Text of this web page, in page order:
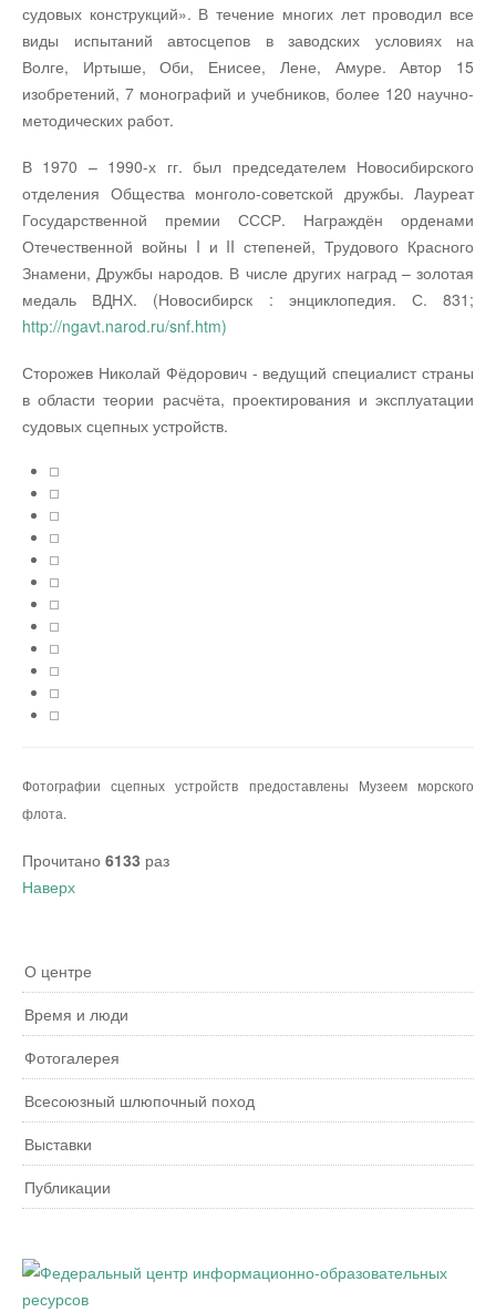
судовых конструкций». В течение многих лет проводил все
виды испытаний автосцепов в заводских условиях на
Волге, Иртыше, Оби, Енисее, Лене, Амуре. Автор 15
изобретений, 7 монографий и учебников, более 120 научно-
методических работ.
В 1970 – 1990-х гг. был председателем Новосибирского
отделения Общества монголо-советской дружбы. Лауреат
Государственной премии СССР. Награждён орденами
Отечественной войны I и II степеней, Трудового Красного
Знамени, Дружбы народов. В числе других наград – золотая
медаль ВДНХ. (Новосибирск : энциклопедия. С. 831;
http://ngavt.narod.ru/snf.htm)
Сторожев Николай Фёдорович - ведущий специалист страны
в области теории расчёта, проектирования и эксплуатации
судовых сцепных устройств.
Фотографии сцепных устройств предоставлены Музеем морского
флота.
Прочитано 6133 раз
Наверх
О центре
Время и люди
Фотогалерея
Всесоюзный шлюпочный поход
Выставки
Публикации